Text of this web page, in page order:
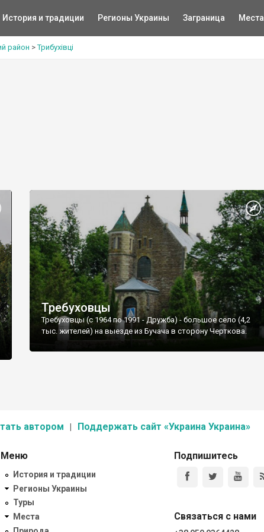
История и традиции Регионы Украины Заграница Места
район >Трибухівці
Требуховцы
Требуховцы (с 1964 по 1991 - Дружба) - большое село (4,2
тыс. жителей) на выезде из Бучача в сторону Черткова.
автором Поддержать сайт «Украина Украина»
Меню
История и традиции
Регионы Украины
Туры
Места
Подпишитесь
Связаться с нами